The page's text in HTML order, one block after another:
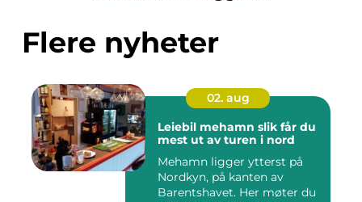
Flere nyheter
02. aug
Leiebil mehamn slik får du
mest ut av turen i nord
Mehamn ligger ytterst på
Nordkyn, på kanten av
Barentshavet. Her møter du